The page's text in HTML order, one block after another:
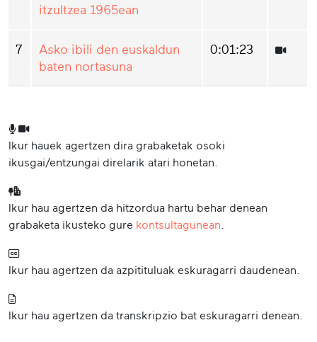
itzultzea 1965ean
7
Asko ibili den euskaldun
baten nortasuna
0:01:23
Ikur hauek agertzen dira grabaketak osoki
ikusgai/entzungai direlarik atari honetan.
Ikur hau agertzen da hitzordua hartu behar denean
grabaketa ikusteko gure kontsultagunean
Ikur hau agertzen da azpitituluak eskuragarri daudenean.
Ikur hau agertzen da transkripzio bat eskuragarri denean.